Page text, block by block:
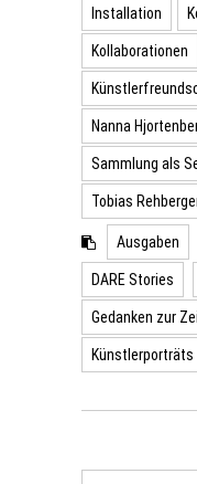
Installation
Kollaborationen
Nanna
Sammlung als
Tobias
Ausgaben
DARE Stories
Gedanken zur
Künstlerporträts